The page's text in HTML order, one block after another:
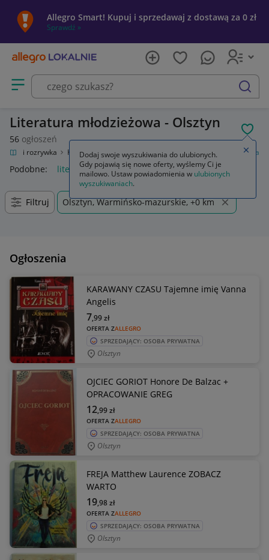
Allegro Smart! Kupuj i sprzedawaj z dostawą za 0 zł
Sprawdź »
Otwórz menu z kategoriami
szukaj
Literatura młodzieżowa - Olsztyn
56 ogłoszeń
i rozrywka Książki Książki dla młodzieży Literatura młodzieżowa
Podobne: literatura młodzieżowa
Filtruj Olsztyn, Warmińsko-mazurskie, +0 km
Ogłoszenia
KARAWANY CZASU Tajemne imię Vanna
Angelis
OFERTA ZALLEGRO
7,99zł
SPRZEDAJĄCY: OSOBA PRYWATNA
Olsztyn
OJCIEC GORIOT Honore De Balzac +
OPRACOWANIE GREG
OFERTA ZALLEGRO
12,99zł
SPRZEDAJĄCY: OSOBA PRYWATNA
Olsztyn
FREJA Matthew Laurence ZOBACZ
WARTO
OFERTA ZALLEGRO
19,98zł
SPRZEDAJĄCY: OSOBA PRYWATNA
Olsztyn
Dodaj swoje wyszukiwania do ulubionych.
Gdy pojawią się nowe oferty, wyślemy Ci je
mailowo. Ustaw powiadomienia w ulubionych
wyszukiwaniach.